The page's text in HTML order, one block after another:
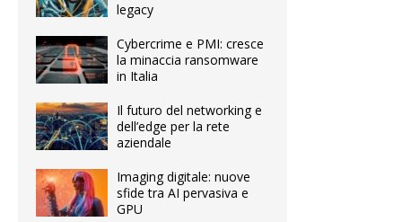
legacy
Cybercrime e PMI: cresce
la minaccia ransomware
in Italia
Il futuro del networking e
dell’edge per la rete
aziendale
Imaging digitale: nuove
sfide tra AI pervasiva e
GPU